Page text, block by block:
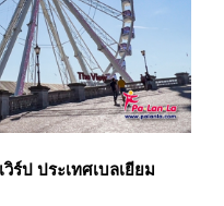
ร์ป ประเทศเบลเยียม